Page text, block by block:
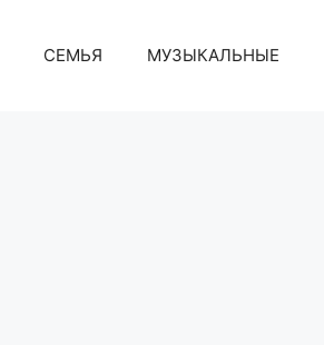
СЕМЬЯ МУЗЫКАЛЬНЫЕ